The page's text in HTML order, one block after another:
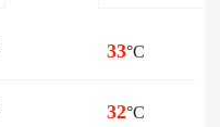
33°C
32°C